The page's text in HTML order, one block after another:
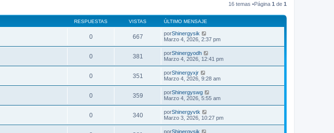
16 temas •Página 1 de 1
RESPUESTAS VISTAS ÚLTIMO MENSAJE
0 667 porShinergysik
Marzo 4, 2026, 2:37 pm
0 381 porShinergyodh
Marzo 4, 2026, 12:41 pm
0 351 porShinergyxjr
Marzo 4, 2026, 9:28 am
0 359 porShinergyswg
Marzo 4, 2026, 5:55 am
0 340 porShinergyvtk
Marzo 3, 2026, 10:27 pm
porShinergysik